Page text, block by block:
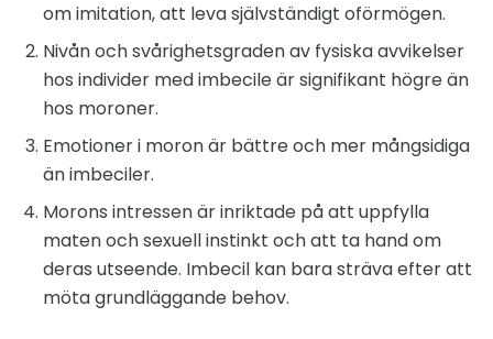
om imitation, att leva självständigt oförmögen.
Nivån och svårighetsgraden av fysiska avvikelser
hos individer med imbecile är signifikant högre än
hos moroner.
Emotioner i moron är bättre och mer mångsidiga
än imbeciler.
Morons intressen är inriktade på att uppfylla
maten och sexuell instinkt och att ta hand om
deras utseende. Imbecil kan bara sträva efter att
möta grundläggande behov.